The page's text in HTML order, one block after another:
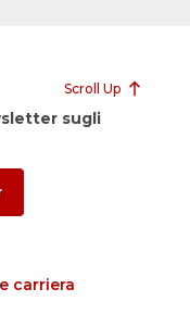
Scroll Up
sugli
carriera